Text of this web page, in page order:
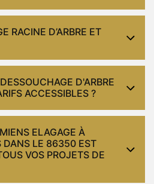
RACINE D’ARBRE ET
D'ARBRE
ACCESSIBLES ?
ELAGAGE À
DANS LE 86350 EST
VOS PROJETS DE